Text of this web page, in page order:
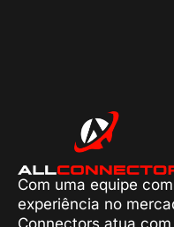
Com uma equipe
experiência no
Connectors atua